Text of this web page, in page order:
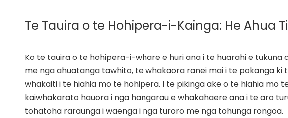
Te Tauira o te Hohipera-i-Kainga: He Ahua
Ko te tauira o te hohipera-i-whare e huri ana i te huarahi e tukuna
me nga ahuatanga tawhito, te whakaora ranei mai i te pokanga ki
whakaiti i te hiahia mo te hohipera. I te pikinga ake o te hiahia mo
kaiwhakarato hauora i nga hangarau e whakahaere ana i te aro
tohatoha raraunga i waenga i nga turoro me nga tohunga rongoa.